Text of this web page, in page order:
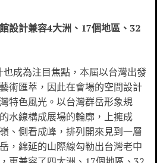
設計兼容4大洲、 17個地區、 32
成為注目焦點，本屆以台灣出發
術匯萃，因此在會場的空間設計
特色風光。以台灣群岳形象規
水線構成展場的輪廓，上擁成
、側看成峰，排列開來見到一層
，綿延的山際線勾勒出台灣老中